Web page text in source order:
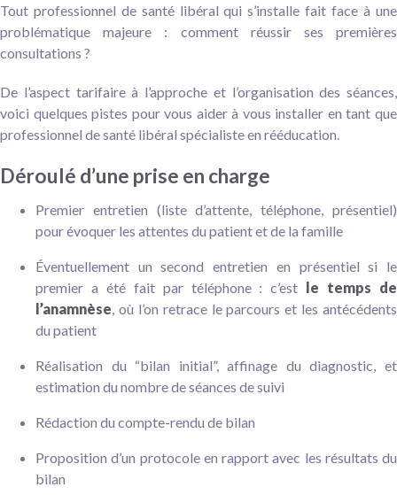
Tout professionnel de santé libéral qui s’installe fait face à une
problématique majeure : comment réussir ses premières
consultations ?
De l’aspect tarifaire à l’approche et l’organisation des séances,
voici quelques pistes pour vous aider à vous installer en tant que
professionnel de santé libéral spécialiste en rééducation.
Déroulé d’une prise en charge
Premier entretien (liste d’attente, téléphone, présentiel)
pour évoquer les attentes du patient et de la famille
Éventuellement un second entretien en présentiel si le
premier a été fait par téléphone : c’est le temps de
l’anamnèse , où l’on retrace le parcours et les antécédents
du patient
Réalisation du “bilan initial”, affinage du diagnostic, et
estimation du nombre de séances de suivi
Rédaction du compte-rendu de bilan
Proposition d’un protocole en rapport avec les résultats du
bilan